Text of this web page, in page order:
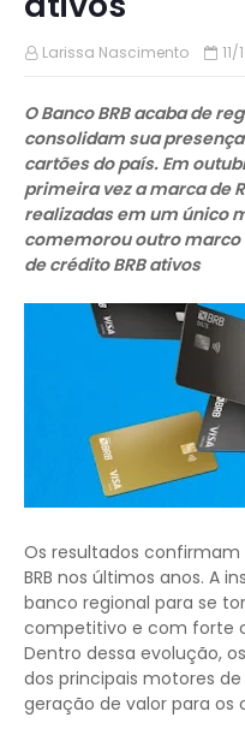
Larissa Nascimento
O Banco BRB acaba de
consolidam sua
cartões do país. Em
primeira vez a marca de
realizadas em um único
comemorou outro marco
de crédito BRB ativos
Os resultados
BRB nos últimos anos. A
banco regional para se
competitivo e com forte
Dentro dessa evolução,
dos principais motores
geração de valor para os